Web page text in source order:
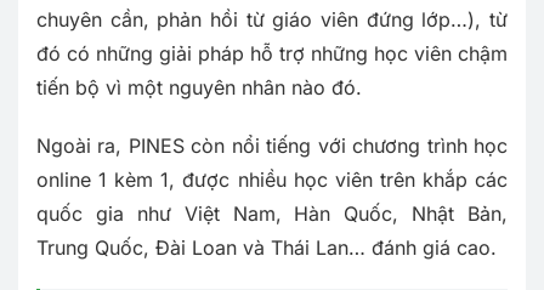
chuyên cần, phản hồi từ giáo viên đứng lớp…), từ
đó có những giải pháp hỗ trợ những học viên chậm
tiến bộ vì một nguyên nhân nào đó.
Ngoài ra, PINES còn nổi tiếng với chương trình học
online 1 kèm 1, được nhiều học viên trên khắp các
quốc gia như Việt Nam, Hàn Quốc, Nhật Bản,
Trung Quốc, Đài Loan và Thái Lan… đánh giá cao.